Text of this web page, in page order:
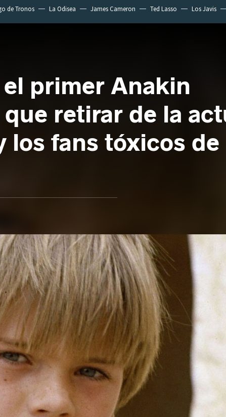
de Tronos La Odisea James Cameron Ted Lasso Los Javis
primer Anakin
retirar de la
fans tóxicos